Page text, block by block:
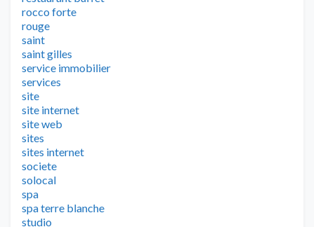
rocco forte
rouge
saint
saint gilles
service immobilier
services
site
site internet
site web
sites
sites internet
societe
solocal
spa
spa terre blanche
studio